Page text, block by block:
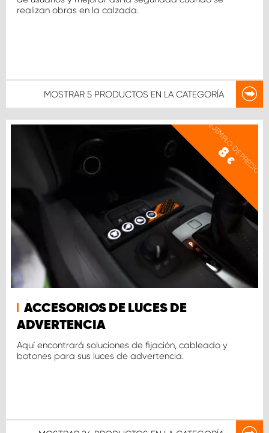
realizan obras en la calzada.
MOSTRAR 5 PRODUCTOS EN LA CATEGORÍA
EJEMPLO DE PRECIO
8
€
ACCESORIOS DE LUCES DE
ADVERTENCIA
Aquí encontrará soluciones de fijación, cableado y
botones para sus luces de advertencia.